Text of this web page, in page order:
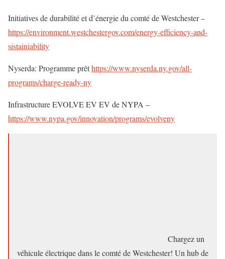
Initiatives de durabilité et d’énergie du comté de Westchester –
https://environment.westchestergov.com/energy-efficiency-and-
sistainiability
Nyserda: Programme prêthttps://www.nyserda.ny.gov/all-
programs/charge-ready-ny
Infrastructure EVOLVE EV EV de NYPA –
https://www.nypa.gov/innovation/programs/evolveny
Chargez un
véhicule électrique dans le comté de Westchester! Un hub de